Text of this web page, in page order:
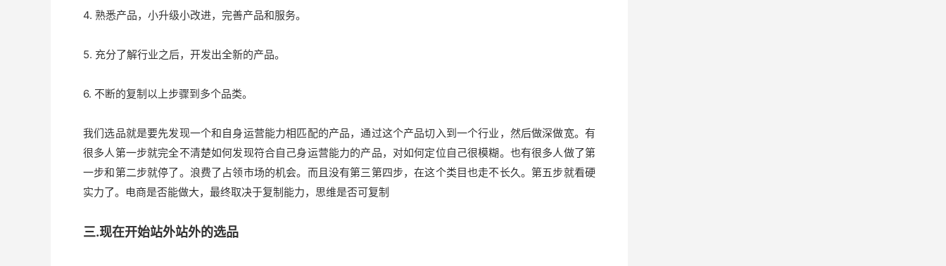
4. 熟悉产品，小升级小改进，完善产品和服务。
5. 充分了解行业之后，开发出全新的产品。
6. 不断的复制以上步骤到多个品类。
我们选品就是要先发现一个和自身运营能力相匹配的产品，通过这个产品切入到一个行业，然后做深做宽。有
很多人第一步就完全不清楚如何发现符合自己身运营能力的产品，对如何定位自己很模糊。也有很多人做了第
一步和第二步就停了。浪费了占领市场的机会。而且没有第三第四步，在这个类目也走不长久。第五步就看硬
实力了。电商是否能做大，最终取决于复制能力，思维是否可复制
三.现在开始站外站外的选品